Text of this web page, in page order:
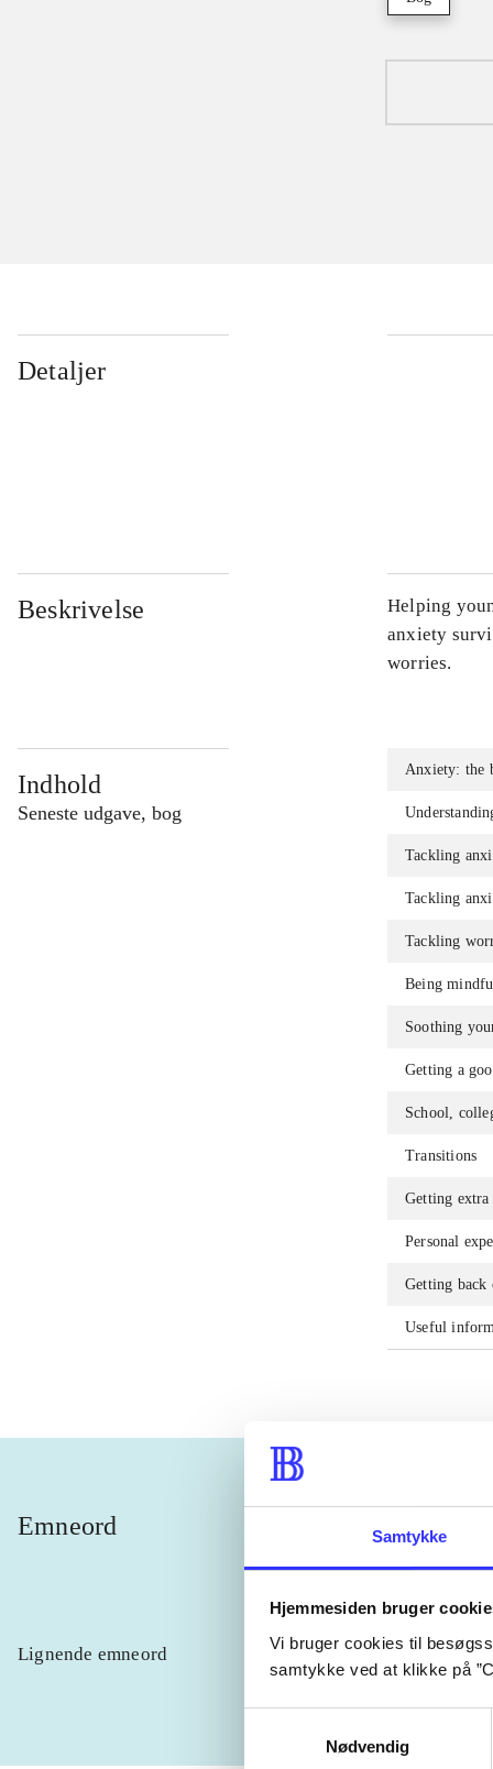
Samtykke
Hjemmesiden bruger
Vi bruger cookies til
samtykke ved at klikke på
Nødvendig
Detaljer
Beskrivelse
Helping
anxiety
worries.
Indhold
Seneste udgave, bog
Anxiety: the
Tackling
Tackling
Tackling
Being
Soothing
Getting a
School,
Transitions
Getting extra
Personal
Getting back
Useful
Emneord mental
Lignende emneord heste